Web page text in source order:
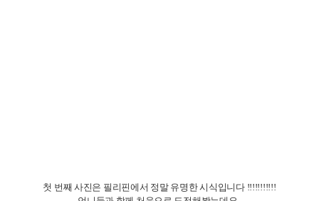
첫 번째 사진은 필리핀에서 정말 유명한 시식입니다 !!!!!!!!!!!